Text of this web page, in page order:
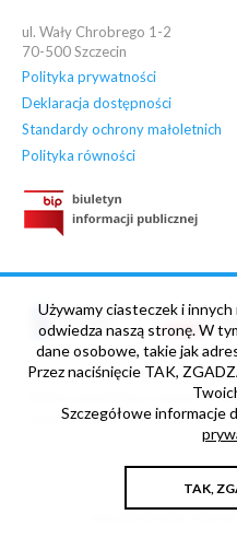
ul. Wały Chrobrego 1-2
70-500Szczecin
Polityka prywatności
Deklaracja dostępności
Standardy ochrony małoletnich
Polityka równości
„NOWE HORYZONTY”
Unii Europejskiej w ramach
oraz budżetu Państwa,
Używamy ciasteczek i
odwiedza naszą stronę. W
dane osobowe, takie jak
Przez naciśnięcie TAK,
Szczegółowe informacje
TAK,